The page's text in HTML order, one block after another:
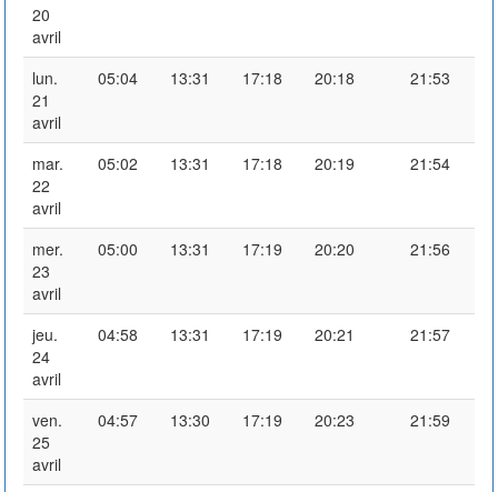
20
avril
lun.
21
avril
05:04 13:31 17:18 20:18 21:53
mar.
22
avril
05:02 13:31 17:18 20:19 21:54
mer.
23
avril
05:00 13:31 17:19 20:20 21:56
jeu.
24
avril
04:58 13:31 17:19 20:21 21:57
ven.
25
avril
04:57 13:30 17:19 20:23 21:59